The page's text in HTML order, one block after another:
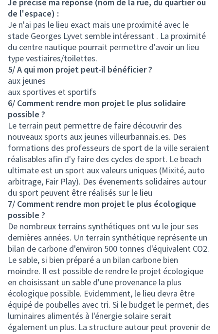
de l'espace) :
Je n'ai pas le lieu exact mais une proximité avec le
stade Georges Lyvet semble intéressant . La proximité
du centre nautique pourrait permettre d'avoir un lieu
type vestiaires/toilettes.
5/ A qui mon projet peut-il bénéficier ?
aux jeunes
aux sportives et sportifs
6/ Comment rendre mon projet le plus solidaire
possible ?
Le terrain peut permettre de faire découvrir des
nouveaux sports aux jeunes villeurbannais.es. Des
formations des professeurs de sport de la ville seraient
réalisables afin d'y faire des cycles de sport. Le beach
ultimate est un sport aux valeurs uniques (Mixité, auto
arbitrage, Fair Play). Des évenements solidaires autour
du sport peuvent être réalisés sur le lieu
7/ Comment rendre mon projet le plus écologique
possible ?
De nombreux terrains synthétiques ont vu le jour ses
dernières années. Un terrain synthétique représente un
bilan de carbone d'environ 500 tonnes d'équivalent CO2.
Le sable, si bien préparé a un bilan carbone bien
moindre. Il est possible de rendre le projet écologique
en choisissant un sable d'une provenance la plus
écologique possible. Evidemment, le lieu devra être
équipé de poubelles avec tri. Si le budget le permet, des
luminaires alimentés à l'énergie solaire serait
également un plus. La structure autour peut provenir de